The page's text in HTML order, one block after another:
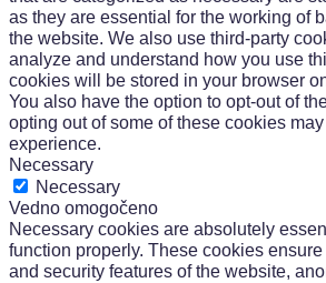
as they are essential for the working of
the website. We also use third-party
analyze and understand how you use
cookies will be stored in your browser
You also have the option to opt-out of
opting out of some of these cookies
experience.
Necessary
Necessary
Vedno omogočeno
Necessary cookies are absolutely
function properly. These cookies
and security features of the website,